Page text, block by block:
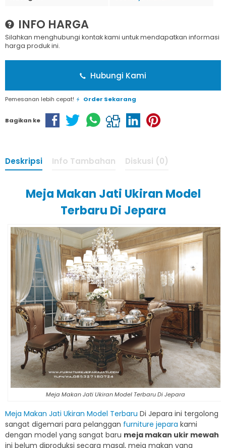
INFO HARGA
Silahkan menghubungi kontak kami untuk mendapatkan informasi
harga produk ini.
Hubungi Kami
Pemesanan lebih cepat! Order Sekarang
Bagikan ke
Deskripsi Info Tambahan Diskusi (0)
Meja Makan Jati Ukiran Model
Terbaru Di Jepara
Meja Makan Jati Ukiran Model Terbaru Di Jepara
Meja Makan Jati Ukiran Model Terbaru Di Jepara ini tergolong
sangat digemari para pelanggan furniture jepara kami
dengan model yang sangat baru meja makan ukir mewah
ini belum diproduksi secara masal, meja makan yang